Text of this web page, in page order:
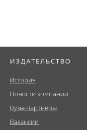
ИЗДАТЕЛЬСТВО
История
Новости компании
Вузы-партнеры
Вакансии